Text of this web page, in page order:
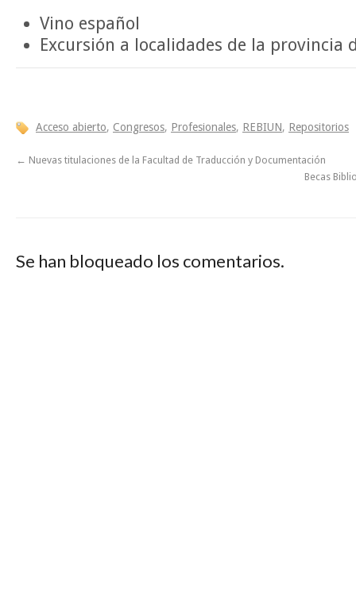
Vino español
Excursión a localidades de la provincia
Acceso abierto, Congresos, Profesionales, REBIUN, Repositorios
← Nuevas titulaciones de la Facultad de Traducción y Documentación
Becas
Se han bloqueado los comentarios.